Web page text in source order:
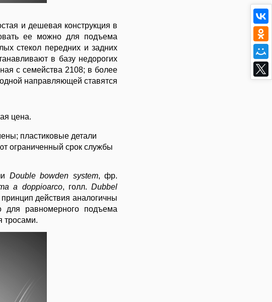
и дешевая конструкция в
ее можно для подъема
стекол передних и задних
в базу недорогих
с семейства 2108; в более
направляющей ставятся
цена.
пластиковые детали
ограниченный срок службы
Double bowden system, фр.
a doppioarco, голл.Dubbel
принцип действия аналогичны
для равномерного подъема
тросами.